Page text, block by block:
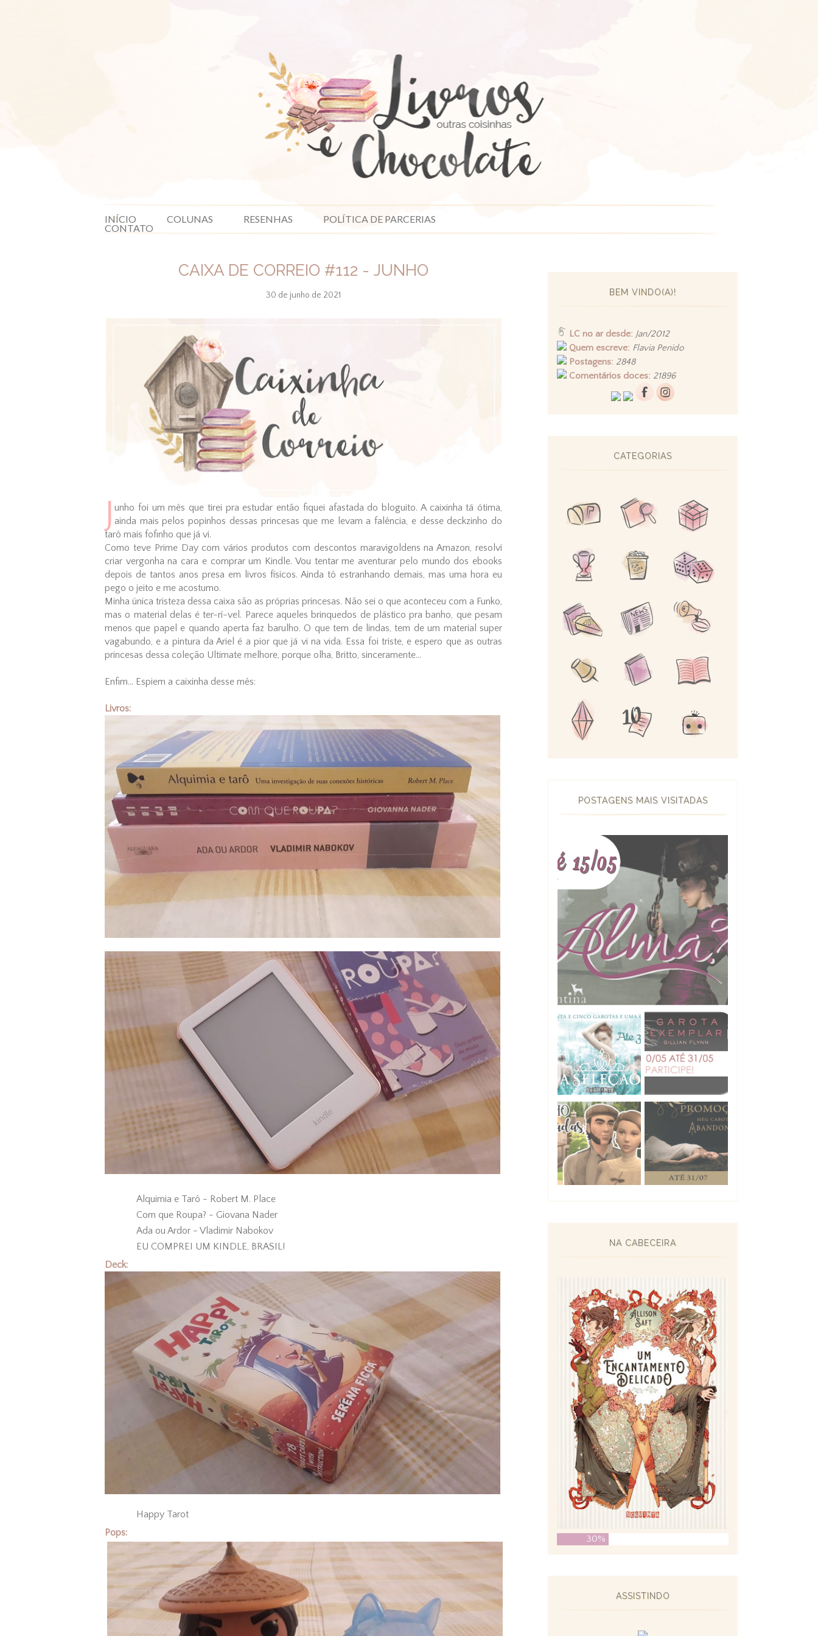
INÍCIO COLUNAS RESENHAS POLÍTICA DE PARCERIAS
CONTATO
CAIXA DE CORREIO #112 - JUNHO
30 de junho de 2021
J unho foi um mês que tirei pra estudar então fiquei afastada do bloguito. A caixinha tá ótima,
ainda mais pelos popinhos dessas princesas que me levam a falência, e desse deckzinho do
tarô mais fofinho que já vi.
Como teve Prime Day com vários produtos com descontos maravigoldens na Amazon, resolvi
criar vergonha na cara e comprar um Kindle. Vou tentar me aventurar pelo mundo dos ebooks
depois de tantos anos presa em livros físicos. Ainda tô estranhando demais, mas uma hora eu
pego o jeito e me acostumo.
Minha única tristeza dessa caixa são as próprias princesas. Não sei o que aconteceu com a Funko,
mas o material delas é ter-rí-vel. Parece aqueles brinquedos de plástico pra banho, que pesam
menos que papel e quando aperta faz barulho. O que tem de lindas, tem de um material super
vagabundo, e a pintura da Ariel é a pior que já vi na vida. Essa foi triste, e espero que as outras
princesas dessa coleção Ultimate melhore, porque olha, Britto, sinceramente...
Enfim... Espiem a caixinha desse mês:
Livros:
Alquimia e Tarô - Robert M. Place
Com que Roupa? - Giovana Nader
Ada ou Ardor - Vladimir Nabokov
EU COMPREI UM KINDLE, BRASIL!
Deck:
Happy Tarot
Pops:
BEM VINDO(A)!
LC no ar desde: Jan/2012
Quem escreve: Flavia Penido
Postagens: 2848
Comentários doces: 21896
CATEGORIAS
POSTAGENS MAIS VISITADAS
NA CABECEIRA
30%
ASSISTINDO